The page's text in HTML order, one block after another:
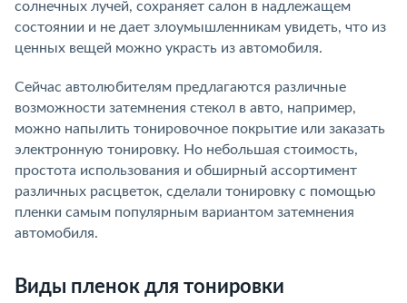
солнечных лучей, сохраняет салон в надлежащем
состоянии и не дает злоумышленникам увидеть, что из
ценных вещей можно украсть из автомобиля.
Сейчас автолюбителям предлагаются различные
возможности затемнения стекол в авто, например,
можно напылить тонировочное покрытие или заказать
электронную тонировку. Но небольшая стоимость,
простота использования и обширный ассортимент
различных расцветок, сделали тонировку с помощью
пленки самым популярным вариантом затемнения
автомобиля.
Виды пленок для тонировки